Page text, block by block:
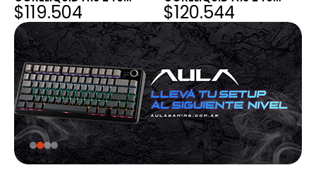
BLACK
$119.504 BLACK
$120.544